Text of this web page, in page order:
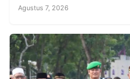
Agustus 7, 2026